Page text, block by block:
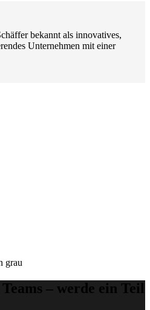
bekannt als innovatives,
Unternehmen mit einer
– werde ein Teil